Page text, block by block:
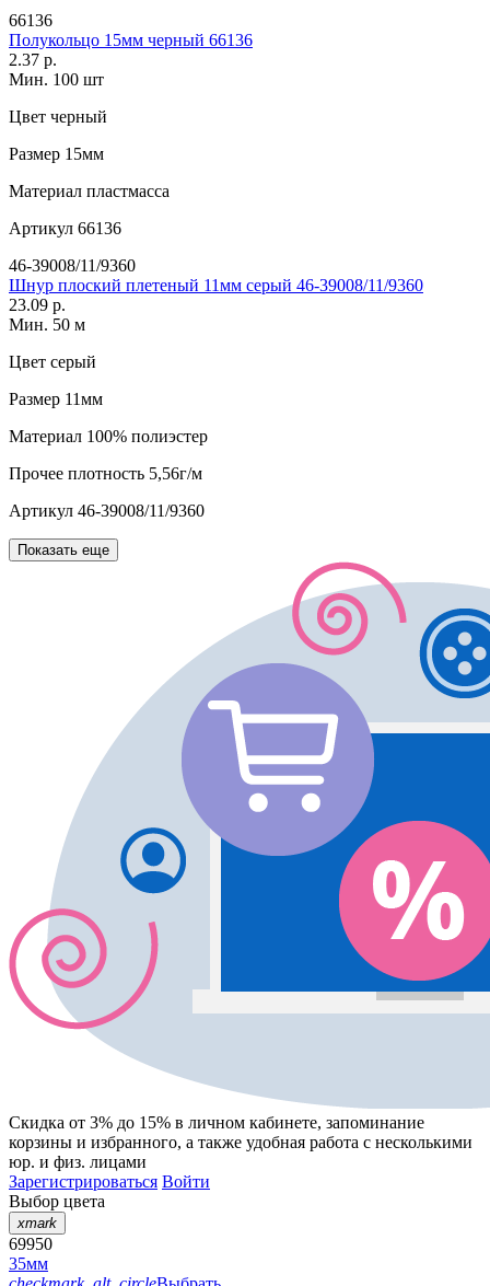
66136
Полукольцо 15мм черный 66136
2.37 р.
Мин. 100 шт
Цвет черный
Размер 15мм
Материал пластмасса
Артикул 66136
46-39008/11/9360
Шнур плоский плетеный 11мм серый 46-39008/11/9360
23.09 р.
Мин. 50 м
Цвет серый
Размер 11мм
Материал 100% полиэстер
Прочее плотность 5,56г/м
Артикул 46-39008/11/9360
Показать еще
Скидка от 3% до 15% в личном кабинете, запоминание
корзины и избранного, а также удобная работа с несколькими
юр. и физ. лицами
Зарегистрироваться Войти
Выбор цвета
xmark
69950
35мм